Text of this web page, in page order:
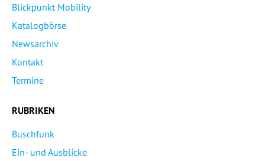
Blickpunkt Mobility
Katalogbörse
Newsarchiv
Kontakt
Termine
RUBRIKEN
Buschfunk
Ein- und Ausblicke